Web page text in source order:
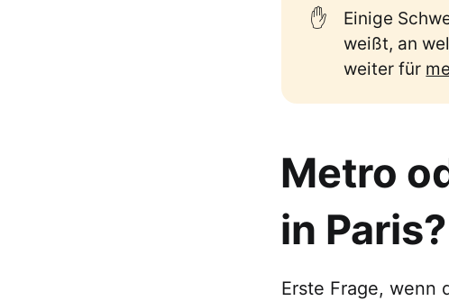
✋
Einige
weißt, an
weiter für
Metro
in Paris?
Erste Frage, wenn